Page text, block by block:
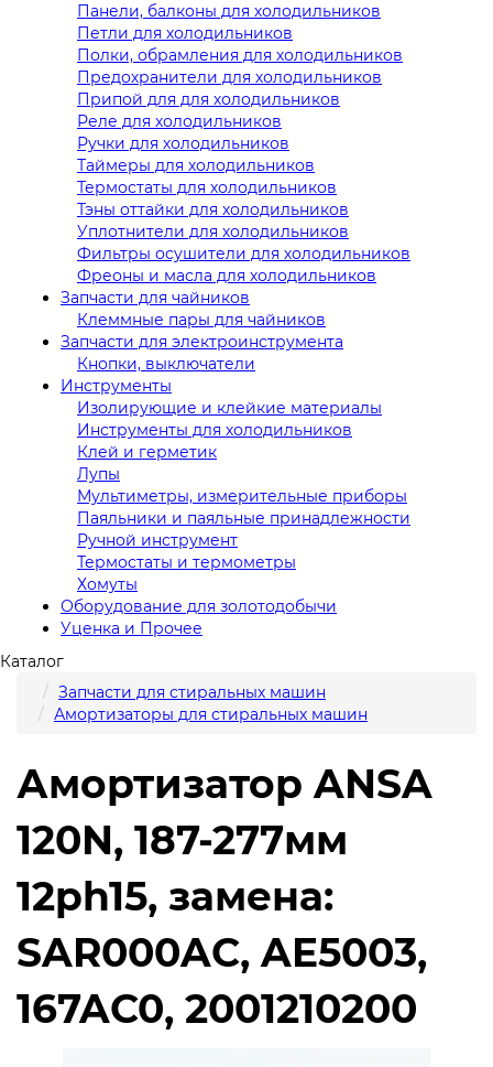
Панели, балконы для холодильников
Петли для холодильников
Полки, обрамления для холодильников
Предохранители для холодильников
Припой для для холодильников
Реле для холодильников
Ручки для холодильников
Таймеры для холодильников
Термостаты для холодильников
Тэны оттайки для холодильников
Уплотнители для холодильников
Фильтры осушители для холодильников
Фреоны и масла для холодильников
Запчасти для чайников
Клеммные пары для чайников
Запчасти для электроинструмента
Кнопки, выключатели
Инструменты
Изолирующие и клейкие материалы
Инструменты для холодильников
Клей и герметик
Лупы
Мультиметры, измерительные приборы
Паяльники и паяльные принадлежности
Ручной инструмент
Термостаты и термометры
Хомуты
Оборудование для золотодобычи
Уценка и Прочее
Каталог
Запчасти для стиральных машин
Амортизаторы для стиральных машин
Амортизатор ANSA
120N, 187-277мм
12ph15, замена:
SAR000AC, AE5003,
167AC0, 2001210200